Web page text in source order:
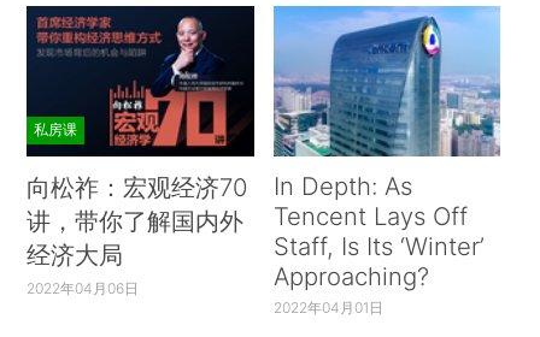
私房课
向松祚：宏观经济70
讲，带你了解国内外
经济大局
2022年04月06日
In Depth: As
Tencent Lays Off
Staff, Is Its ‘Winter’
Approaching?
2022年04月01日